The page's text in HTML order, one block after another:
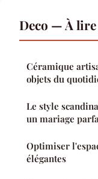
Deco — À
Céramique
objets du
Le style
un mariage
Optimiser
élégantes